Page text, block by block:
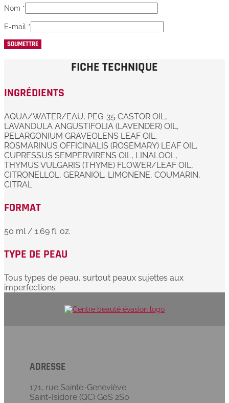
Nom *
E-mail *
FICHE TECHNIQUE
INGRÉDIENTS
AQUA/WATER/EAU, PEG-35 CASTOR OIL,
LAVANDULA ANGUSTIFOLIA (LAVENDER) OIL,
PELARGONIUM GRAVEOLENS LEAF OIL,
ROSMARINUS OFFICINALIS (ROSEMARY) LEAF OIL,
CUPRESSUS SEMPERVIRENS OIL, LINALOOL,
THYMUS VULGARIS (THYME) FLOWER/LEAF OIL,
CITRONELLOL, GERANIOL, LIMONENE, COUMARIN,
CITRAL
FORMAT
50 ml / 1.69 fl. oz.
TYPE DE PEAU
Tous types de peau, surtout peaux sujettes aux
imperfections
ADRESSE
171, rue Sainte-Geneviève
Saint-Isidore (QC) G0S 2S0